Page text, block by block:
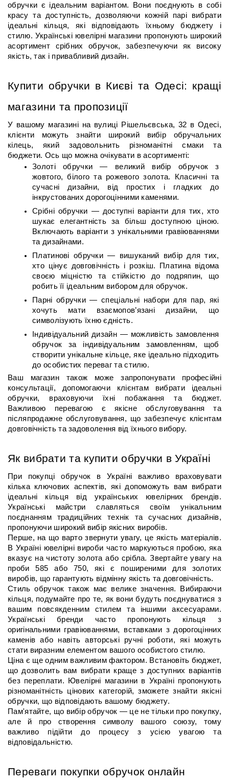
обручки є ідеальним варіантом. Вони поєднують в собі
красу та доступність, дозволяючи кожній парі вибрати
ідеальні кільця, які відповідають їхньому бюджету і
стилю. Українські ювелірні магазини пропонують широкий
асортимент срібних обручок, забезпечуючи як високу
якість, так і привабливий дизайн.
Купити обручки в Києві та Одесі: кращі
магазини та пропозиції
У вашому магазині на вулиці Рішельєвська, 32 в Одесі,
клієнти можуть знайти широкий вибір обручальних
кілець, який задовольнить різноманітні смаки та
бюджети. Ось що можна очікувати в асортименті:
Золоті обручки — великий вибір обручок з
жовтого, білого та рожевого золота. Класичні та
сучасні дизайни, від простих і гладких до
інкрустованих дорогоцінними каменями.
Срібні обручки — доступні варіанти для тих, хто
шукає елегантність за більш доступною ціною.
Включають варіанти з унікальними гравіюваннями
та дизайнами.
Платинові обручки — вишуканий вибір для тих,
хто цінує довговічність і розкіш. Платина відома
своєю міцністю та стійкістю до подряпин, що
робить її ідеальним вибором для обручок.
Парні обручки — спеціальні набори для пар, які
хочуть мати взаємопов’язані дизайни, що
символізують їхню єдність.
Індивідуальний дизайн — можливість замовлення
обручок за індивідуальним замовленням, щоб
створити унікальне кільце, яке ідеально підходить
до особистих переваг та стилю.
Ваш магазин також може запропонувати професійні
консультації, допомогаючи клієнтам вибрати ідеальні
обручки, враховуючи їхні побажання та бюджет.
Важливою перевагою є якісне обслуговування та
післяпродажне обслуговування, що забезпечує клієнтам
довговічність та задоволення від їхнього вибору.
Як вибрати та купити обручки в Україні
При покупці обручок в Україні важливо враховувати
кілька ключових аспектів, які допоможуть вам вибрати
ідеальні кільця від українських ювелірних брендів.
Українські майстри славляться своїм унікальним
поєднанням традиційних технік та сучасних дизайнів,
пропонуючи широкий вибір якісних виробів.
Перше, на що варто звернути увагу, це якість матеріалів.
В Україні ювелірні вироби часто маркуються пробою, яка
вказує на чистоту золота або срібла. Звертайте увагу на
проби 585 або 750, які є поширеними для золотих
виробів, що гарантують відмінну якість та довговічність.
Стиль обручок також має велике значення. Вибираючи
кільця, подумайте про те, як вони будуть поєднуватися з
вашим повсякденним стилем та іншими аксесуарами.
Українські бренди часто пропонують кільця з
оригінальними гравіюваннями, вставками з дорогоцінних
каменів або навіть авторські ручні роботи, які можуть
стати виразним елементом вашого особистого стилю.
Ціна є ще одним важливим фактором. Встановіть бюджет,
що дозволить вам вибрати краще з доступних варіантів
без переплати. Ювелірні магазини в Україні пропонують
різноманітність цінових категорій, зможете знайти якісні
обручки, що відповідають вашому бюджету.
Пам'ятайте, що вибір обручок — це не тільки про покупку,
але й про створення символу вашого союзу, тому
важливо підійти до процесу з усією увагою та
відповідальністю.
Переваги покупки обручок онлайн